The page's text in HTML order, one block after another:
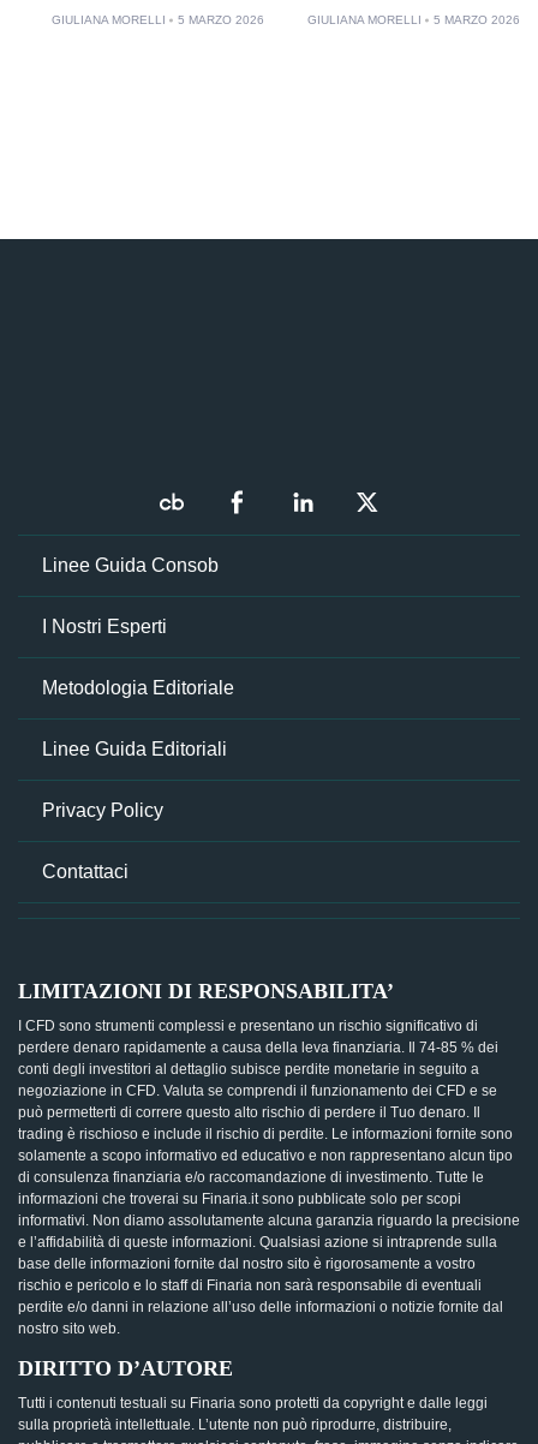
GIULIANA MORELLI 5 MARZO 2026 GIULIANA MORELLI 5 MARZO 2026
Linee Guida Consob
I Nostri Esperti
Metodologia Editoriale
Linee Guida Editoriali
Privacy Policy
Contattaci
LIMITAZIONI DI RESPONSABILITA’
I CFD sono strumenti complessi e presentano un rischio significativo di
perdere denaro rapidamente a causa della leva finanziaria. Il 74-85 % dei
conti degli investitori al dettaglio subisce perdite monetarie in seguito a
negoziazione in CFD. Valuta se comprendi il funzionamento dei CFD e se
può permetterti di correre questo alto rischio di perdere il Tuo denaro. Il
trading è rischioso e include il rischio di perdite. Le informazioni fornite sono
solamente a scopo informativo ed educativo e non rappresentano alcun tipo
di consulenza finanziaria e/o raccomandazione di investimento. Tutte le
informazioni che troverai su Finaria.it sono pubblicate solo per scopi
informativi. Non diamo assolutamente alcuna garanzia riguardo la precisione
e l’affidabilità di queste informazioni. Qualsiasi azione si intraprende sulla
base delle informazioni fornite dal nostro sito è rigorosamente a vostro
rischio e pericolo e lo staff di Finaria non sarà responsabile di eventuali
perdite e/o danni in relazione all’uso delle informazioni o notizie fornite dal
nostro sito web.
DIRITTO D’AUTORE
Tutti i contenuti testuali su Finaria sono protetti da copyright e dalle leggi
sulla proprietà intellettuale. L’utente non può riprodurre, distribuire,